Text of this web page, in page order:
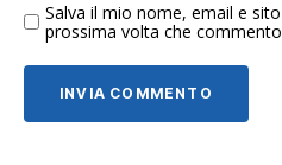
Salva il mio nome, email e
prossima volta che